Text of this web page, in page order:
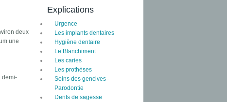
deux
une
demi-
Explications
Urgence
Les implants dentaires
Hygiène dentaire
Le Blanchiment
Les caries
Les prothèses
Soins des gencives -
Parodontie
Dents de sagesse